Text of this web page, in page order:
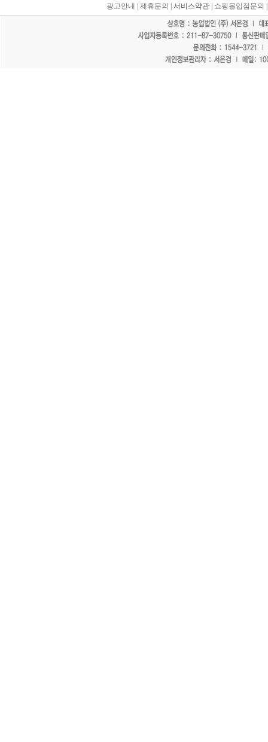
광고안내 제휴문의 | 서비스약관 | 쇼핑몰입점문의
"홈페이지 모든 게시물에